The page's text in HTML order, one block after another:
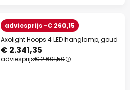
adviesprijs -€ 260,15
Axolight Hoops 4 LED hanglamp, goud
€ 2.341,35
adviesprijs€ 2.601,50